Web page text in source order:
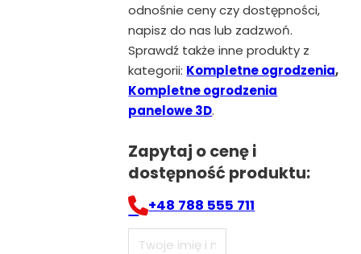
odnośnie ceny czy dostępności,
napisz do nas lub zadzwoń.
Sprawdź także inne produkty z
kategorii: Kompletne ogrodzenia,
Kompletne ogrodzenia
panelowe 3D.
Zapytaj o cenę i
dostępność produktu:
+48 788 555 711